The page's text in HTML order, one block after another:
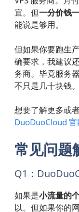
宜。但一分价钱
能说是够用。
但如果你要跑生
确要求，我建议
务商。毕竟服务
不只是几十块钱。
想要了解更多或
DuoDuoCloud 官
常见问题
Q1：
如果是小流量的
以。但如果你的